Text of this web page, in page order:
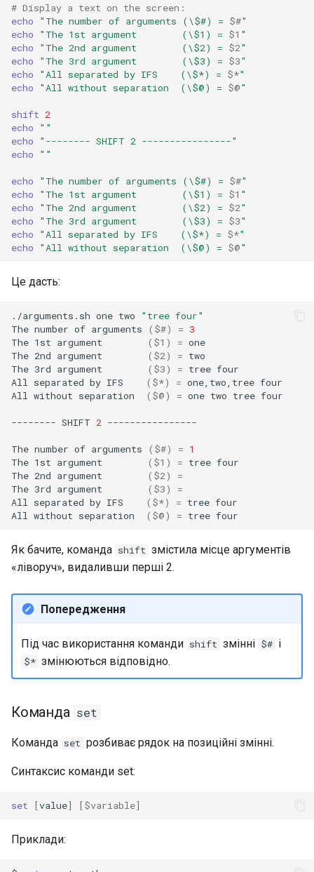
# Display a text on the screen:
echo
"The number of arguments (\$#) = $#"
echo
"The 1st argument        (\$1) = $1 "
echo
"The 2nd argument        (\$2) = $2"
echo
"The 3rd argument        (\$3) = $3"
echo
"All separated by IFS    (\$*) = $*"
echo
"All without separation  (\$@) = $@"
shift 2
echo
""
echo
"-------- SHIFT 2 ----------------"
echo
""
echo "The number of arguments (\$#) = $#"
echo
"The 1st argument        (\$1) = $1 "
echo
"The 2nd argument        (\$2) = $2"
echo
"The 3rd argument        (\$3) = $3"
echo
"All separated by IFS    (\$*) = $*"
echo
"All without separation  (\$@) = $@"
Це дасть:
./arguments.sh one two
"tree four"
The number of arguments ( $#) = 3
The 1st argument ( $1 ) = one
The 2nd argument ( $2) = two
The 3rd argument ( $3) = tree four
All
separated by IFS ( $*) = one,two,tree four
All
without separation ( $@) = one two tree four
-------- SHIFT 2 ----------------
The number of arguments ( $#) = 1
The 1st argument ( $1 ) = tree four
The 2nd argument ( $2)
=
The 3rd argument ( $3)
=
All
separated by IFS ( $*) = tree four
All
without separation ( $@) = tree
Як бачите, команда shift змістила місце аргументів
«ліворуч», видаливши перші 2.
Попередження
Під час використання команди shift змінні $# і
$* змінюються відповідно.
Команда set
Команда set розбиває рядок на позиційні змінні.
Синтаксис команди set:
set [value] [$variable]
Приклади: